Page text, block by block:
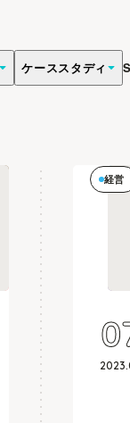
ケーススタディ
経営
2023.